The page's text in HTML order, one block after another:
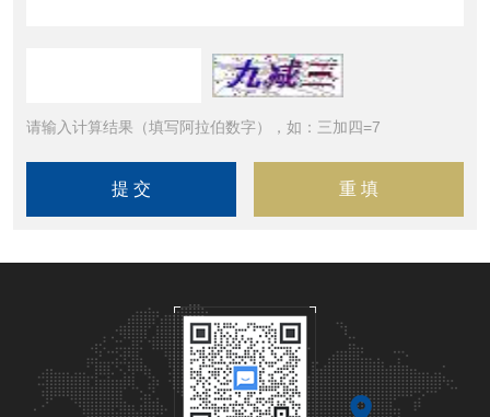
请输入计算结果（填写阿拉伯数字），如：三加四=7